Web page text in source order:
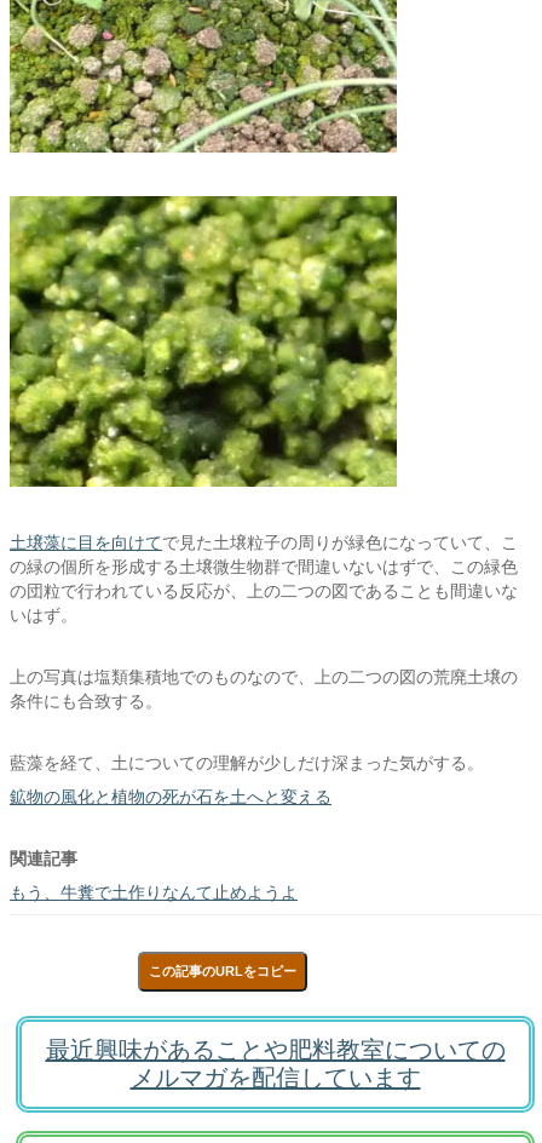
土壌藻に目を向けてで見た土壌粒子の周りが緑色になっていて、こ
の緑の個所を形成する土壌微生物群で間違いないはずで、この緑色
の団粒で行われている反応が、上の二つの図であることも間違いな
いはず。
上の写真は塩類集積地でのものなので、上の二つの図の荒廃土壌の
条件にも合致する。
藍藻を経て、土についての理解が少しだけ深まった気がする。
鉱物の風化と植物の死が石を土へと変える
関連記事
もう、牛糞で土作りなんて止めようよ
この記事のURLをコピー
最近興味があることや肥料教室についての
メルマガを配信しています